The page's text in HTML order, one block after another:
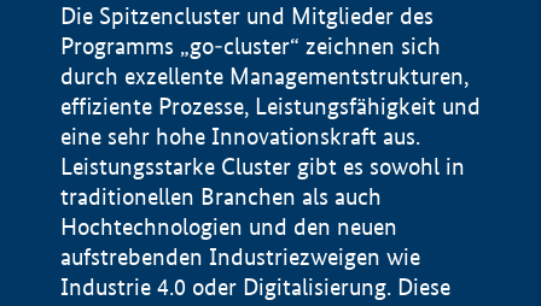
Die Spitzencluster und Mitglieder des
Programms „go-cluster“ zeichnen sich
durch exzellente Managementstrukturen,
effiziente Prozesse, Leistungsfähigkeit und
eine sehr hohe Innovationskraft aus.
Leistungsstarke Cluster gibt es sowohl in
traditionellen Branchen als auch
Hochtechnologien und den neuen
aufstrebenden Industriezweigen wie
Industrie 4.0 oder Digitalisierung. Diese